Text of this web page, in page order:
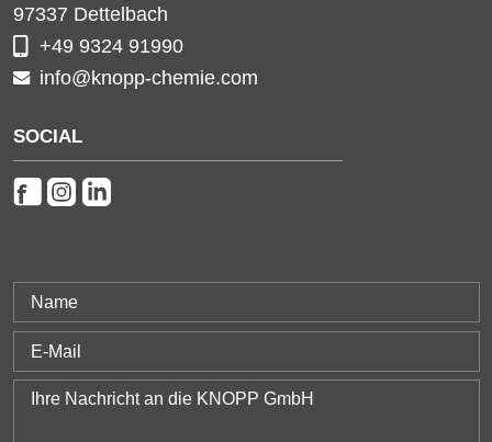
97337 Dettelbach
+49 9324 91990
info@knopp-chemie.com
SOCIAL